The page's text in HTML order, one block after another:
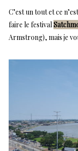
C’est un tout et ce
faire le festival
Armstrong), mais je